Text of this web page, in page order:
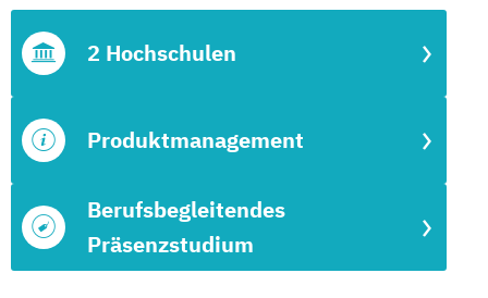
Berufsbegleitendes
Präsenzstudium
Produktmanagement
2 Hochschulen